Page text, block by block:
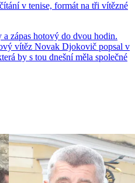
v tenise, formát na tři vítězné
zápas hotový do dvou hodin.
vítěz Novak Djokovič popsal v
by s tou dnešní měla společné